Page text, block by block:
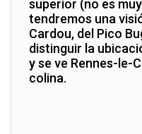
superior (no es
tendremos una
Cardou, del Pico
distinguir la
y se ve Rennes-le-
colina.